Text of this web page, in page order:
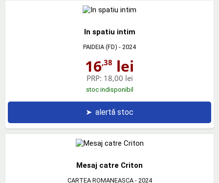
In spatiu intim
PAIDEIA (FD) - 2024
16,38 lei
PRP: 18,00 lei
stoc indisponibil
➤ alertă stoc
Mesaj catre Criton
CARTEA ROMANEASCA- 2024